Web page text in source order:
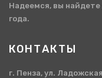
Надеемся, вы найдете
года.
КОНТАКТЫ
г. Пенза, ул.